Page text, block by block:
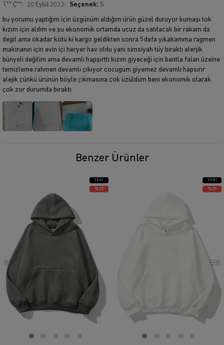
T** Ç** 20 Eylül 2023 Seçenek: S
bu yorumu yaptığım için üzgünüm aldığım ürün güzel duruyor kumaşı tok
kızım için aldım ve şu ekonomik ortamda ucuz da satılacak bir rakam da
degil ama okadar kötü ki kargo geldikten sonra 5defa yıkakamma ragmen
makinanın için evin içi heryer hav oldu yani simsiyah tüy bıraktı alerjik
bünyeli değilim ama devamlı hapşırttı kızım giyeceği için bantla falan üzeine
temizleme rahmen devamlı çıkıyor cocugum giyemez devamlı hapsırır
alejik çünkü ürünün böyle çıkmasına çok üzüldüm beni ekonomik olarak
çok zor durumda bıraktı
Benzer Ürünler
YENI
ÜRÜN
%25
YENI
ÜRÜN
%25